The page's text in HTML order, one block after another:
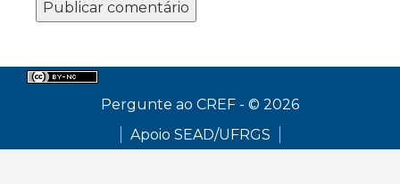
Pergunte ao CREF - © 2026
Apoio SEAD/UFRGS